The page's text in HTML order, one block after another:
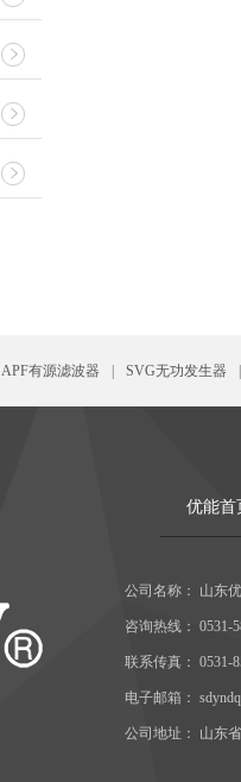
APF有源滤波器 SVG无功发生器
优能首
公司名称： 山东
咨询热线： 0531-
联系传真： 0531-
电子邮箱：
公司地址： 山东